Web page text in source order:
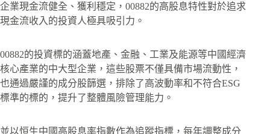
企業現金流健全、獲利穩定，00882的高股息特性對於追求
現金流收入的投資人極具吸引力。
00882的投資標的涵蓋地產、金融、工業及能源等中國經濟
核心產業的中大型企業，這些股票不僅具備市場流動性，
也通過嚴謹的成分股篩選，排除了高波動率和不符合ESG
標準的標的，提升了整體風險管理能力。
並以恒生中國高股息率指數作為追蹤指標，每年調整成分